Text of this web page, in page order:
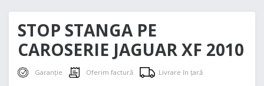
STOP STANGA PE
CAROSERIE JAGUAR XF 2010
Garanție Oferim factură Livrare în țară